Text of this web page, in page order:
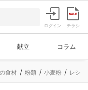
ログイン チラシ
献立 コラム
食材 粉類 小麦粉 レシ